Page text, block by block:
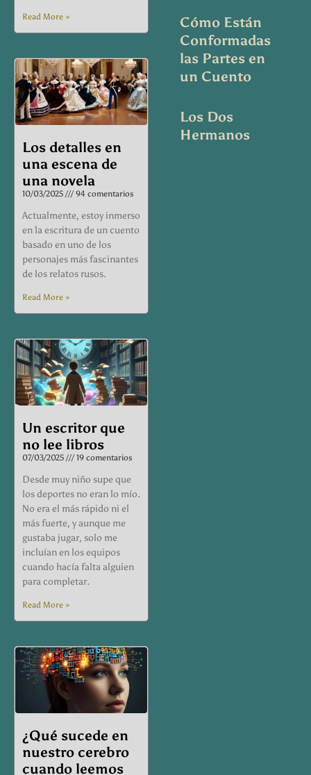
Read More »
Los detalles en
una escena de
una novela
10/03/2025 94 comentarios
Actualmente, estoy inmerso
en la escritura de un cuento
basado en uno de los
personajes más fascinantes
de los relatos rusos.
Read More »
Un escritor que
no lee libros
07/03/2025 19 comentarios
Desde muy niño supe que
los deportes no eran lo mío.
No era el más rápido ni el
más fuerte, y aunque me
gustaba jugar, solo me
incluían en los equipos
cuando hacía falta alguien
para completar.
Read More »
¿Qué sucede en
nuestro cerebro
cuando leemos
Cómo Están
Conformadas
las Partes en
un Cuento
Los Dos
Hermanos